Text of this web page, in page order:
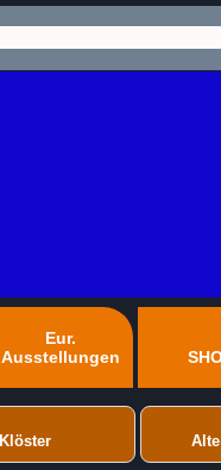
Eur.
Ausstellungen
Klöster